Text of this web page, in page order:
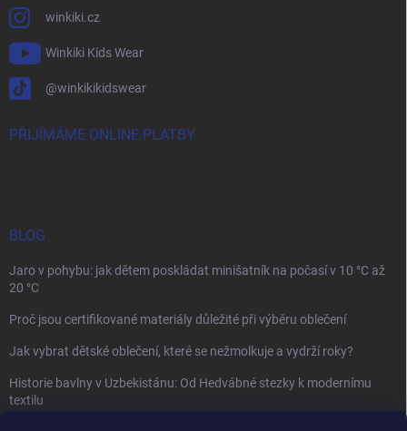
winkiki.cz
Winkiki Kids Wear
@winkikikidswear
PŘIJÍMÁME ONLINE PLATBY
BLOG
Jaro v pohybu: jak dětem poskládat minišatník na počasí v 10 °C až
20 °C
Proč jsou certifikované materiály důležité při výběru oblečení
Jak vybrat dětské oblečení, které se nežmolkuje a vydrží roky?
Historie bavlny v Uzbekistánu: Od Hedvábné stezky k modernímu
textilu